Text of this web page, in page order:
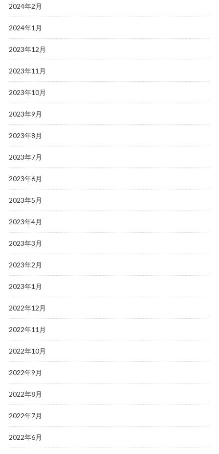
2024年2月
2024年1月
2023年12月
2023年11月
2023年10月
2023年9月
2023年8月
2023年7月
2023年6月
2023年5月
2023年4月
2023年3月
2023年2月
2023年1月
2022年12月
2022年11月
2022年10月
2022年9月
2022年8月
2022年7月
2022年6月